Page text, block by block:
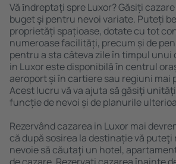
Vă ȋndreptaţi spre Luxor? Găsiți
buget şi pentru nevoi variate. Puteți
proprietăți spațioase, dotate cu tot
numeroase facilități, precum și de
pentru a sta câteva zile în timpul unui
in Luxor este disponibilă în centrul
aeroport și în cartiere sau regiuni mai
Acest lucru vă va ajuta să găsiţi
funcție de nevoi și de planurile
Rezervând cazarea in Luxor mai
că după sosirea la destinație vă puteţi
nevoie să căutaţi un hotel,